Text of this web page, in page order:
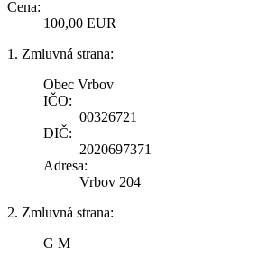
Cena:
100,00 EUR
1. Zmluvná strana:
Obec Vrbov
IČO:
00326721
DIČ:
2020697371
Adresa:
Vrbov 204
2. Zmluvná strana:
G M